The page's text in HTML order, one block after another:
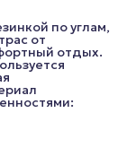
по углам,
от
отдых.